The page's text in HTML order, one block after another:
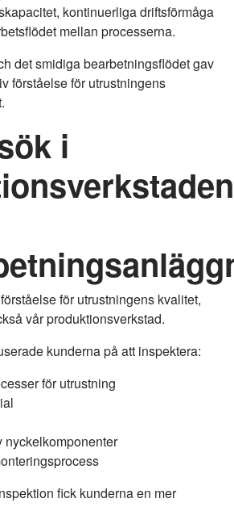
kontinuerliga driftsförmåga
mellan processerna.
det smidiga bearbetningsflödet gav
förståelse för utrustningens
i
för utrustningens kvalitet,
vår produktionsverkstad.
kunderna på att inspektera:
för utrustning
nyckelkomponenter
fick kunderna en mer